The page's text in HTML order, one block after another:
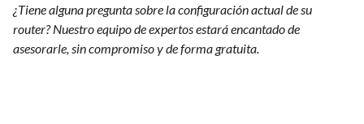
¿Tiene alguna pregunta sobre la configuración actual de su
router? Nuestro equipo de expertos estará encantado de
asesorarle, sin compromiso y de forma gratuita.